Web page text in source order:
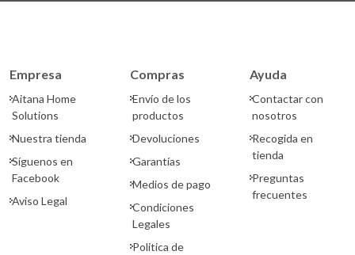
Empresa
Aitana Home
Solutions
Nuestra tienda
Síguenos en
Facebook
Aviso Legal
Compras
Envío de los
productos
Devoluciones
Garantías
Medios de pago
Condiciones
Legales
Politica de
Ayuda
Contactar con
nosotros
Recogida en
tienda
Preguntas
frecuentes